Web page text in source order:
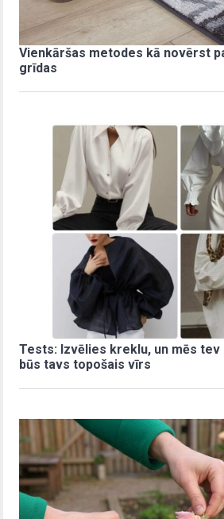
Vienkāršas metodes kā novērst
grīdas
Tests: Izvēlies kreklu, un mēs tev
būs tavs topošais vīrs